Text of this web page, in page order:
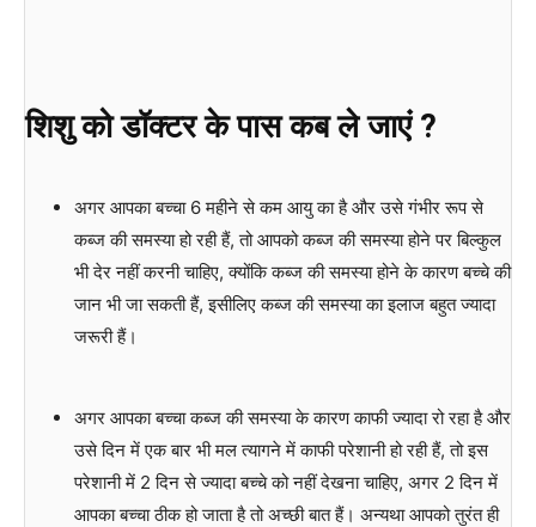
शिशु को डॉक्टर के पास कब ले जाएं ?
अगर आपका बच्चा 6 महीने से कम आयु का है और उसे गंभीर रूप से
कब्ज की समस्या हो रही हैं, तो आपको कब्ज की समस्या होने पर बिल्कुल
भी देर नहीं करनी चाहिए, क्योंकि कब्ज की समस्या होने के कारण बच्चे की
जान भी जा सकती हैं, इसीलिए कब्ज की समस्या का इलाज बहुत ज्यादा
जरूरी हैं।
अगर आपका बच्चा कब्ज की समस्या के कारण काफी ज्यादा रो रहा है और
उसे दिन में एक बार भी मल त्यागने में काफी परेशानी हो रही हैं, तो इस
परेशानी में 2 दिन से ज्यादा बच्चे को नहीं देखना चाहिए, अगर 2 दिन में
आपका बच्चा ठीक हो जाता है तो अच्छी बात हैं। अन्यथा आपको तुरंत ही